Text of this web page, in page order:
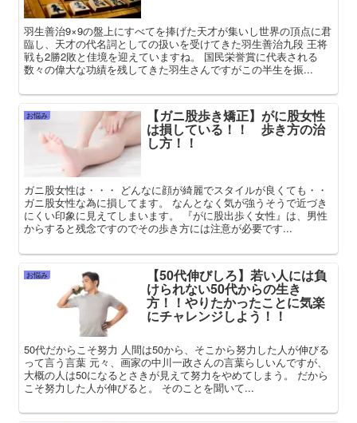
羽生善治9×9の盤上にすべてを捧げた天才が集いし世界の頂点に君
臨し、天才の代名詞としての扱いを受けてきた羽生善治九段 王将
戦も2勝2敗と佳境を迎えていますね。 国民栄誉賞に代表される
数々の偉大な功績を残してきた羽生さんですがこの半生を振...
お悩み 【ガニ股歩き矯正】がに股女性
は損している！！ 歩き方の治
し方！！
ガニ股女性は・・・ どんなに顔が綺麗でスタイルが良くても・・
ガニ股女性な為に損してます。 なんとなく気が強うそうで近づき
にくい印象に見えてしまいます。 『がに股出歩く女性』は、男性
からすると残念ですのでその歩き方には注意が必要です...
お悩み 【50代伸びしろ】若い人には負
けられない50代からの生き
方！！やりたかったことに気楽
にチャレンジしよう！！
50代だからこそ努力 人間は50から、そこから努力した人が伸びる
って言う言葉 元々、画家の中川一政さんの言葉らしいんですが、
大概の人は50になるとさきが見えて努力をやめてしまう。 だから
こそ努力した人が伸びると。 そのことを聞いて...